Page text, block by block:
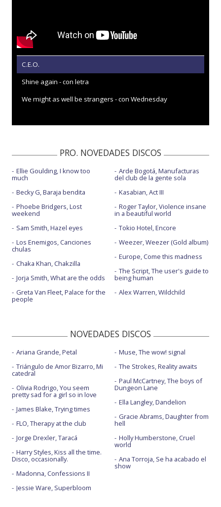
C.E.O.
Shine again - con letra
We might as well be strangers - con Wednesday
PRO. NOVEDADES DISCOS
Ellie Goulding, I know too
much
Becky G, Baraja bendita
Phoebe Bridgers, Lost
weekend
Sam Smith, Hazel eyes
Los Enemigos, Canciones
chulas
Chaka Khan, Chakzilla
Jorja Smith, What are the odds
Greta Van Fleet, Palace for the
people
Arde Bogotá, Manufacturas
del club de la gente sola
Kasabian, Act III
Roger Taylor, Violence insane
in a beautiful world
Tokio Hotel, Encore
Weezer, Weezer (Gold album)
Europe, Come this madness
The Script, The user's guide to
being human
Alex Warren, Wildchild
NOVEDADES DISCOS
Ariana Grande, Petal
Triángulo de Amor Bizarro, Mi
catedral
Olivia Rodrigo, You seem
pretty sad for a girl so in love
James Blake, Trying times
FLO, Therapy at the club
Jorge Drexler, Taracá
Harry Styles, Kiss all the time.
Disco, occasionally.
Madonna, Confessions II
Jessie Ware, Superbloom
Muse, The wow! signal
The Strokes, Reality awaits
Paul McCartney, The boys of
Dungeon Lane
Ella Langley, Dandelion
Gracie Abrams, Daughter from
hell
Holly Humberstone, Cruel
world
Ana Torroja, Se ha acabado el
show